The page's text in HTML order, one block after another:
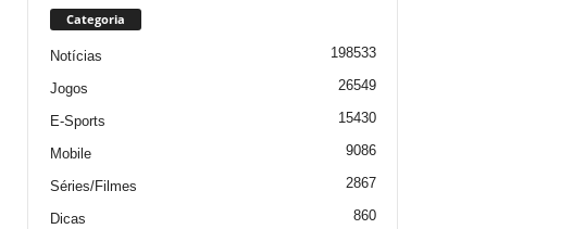
Categoria
Notícias 198533
Jogos 26549
E-Sports 15430
Mobile 9086
Séries/Filmes 2867
Dicas 860